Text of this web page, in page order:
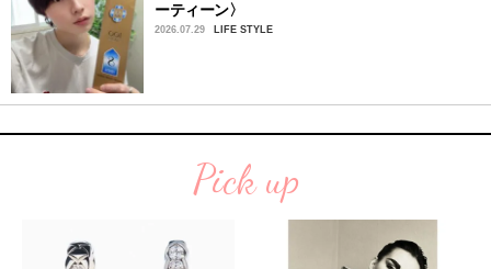
ーティーン〉
2026.07.29 LIFE STYLE
Pick up